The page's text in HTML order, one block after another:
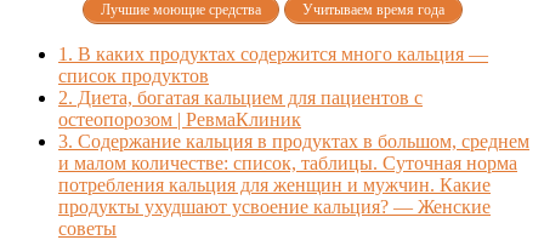
Лучшие моющие средства
Учитываем время года
1. В каких продуктах содержится много кальция —
список продуктов
2. Диета, богатая кальцием для пациентов с
остеопорозом | РевмаКлиник
3. Содержание кальция в продуктах в большом, среднем
и малом количестве: список, таблицы. Суточная норма
потребления кальция для женщин и мужчин. Какие
продукты ухудшают усвоение кальция? — Женские
советы